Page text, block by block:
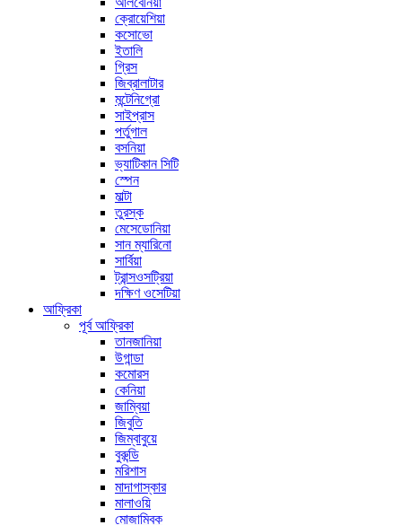
ক্রোয়েশিয়া
কসোভো
ইতালি
গ্রিস
জিব্রালাটার
মন্টেনিগ্রো
সাইপ্রাস
পর্তুগাল
বসনিয়া
ভ্যাটিকান সিটি
স্পেন
মাল্টা
তুরস্ক
মেসেডোনিয়া
সান ম্যারিনো
সার্বিয়া
ট্রান্সওসট্রিয়া
দক্ষিণ ওসেটিয়া
আফ্রিকা
পূর্ব আফ্রিকা
তানজানিয়া
উগান্ডা
কমোরস
কেনিয়া
জাম্বিয়া
জিবুতি
জিম্বাবুয়ে
বুরুন্ডি
মরিশাস
মাদাগাস্কার
মালাওয়ি
মোজাম্বিক